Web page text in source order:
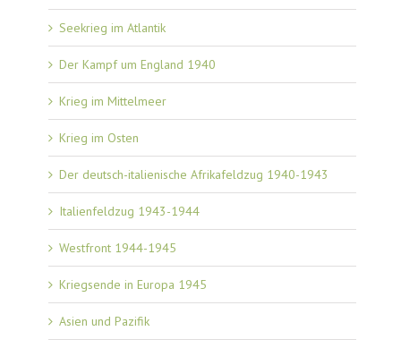
Seekrieg im Atlantik
Der Kampf um England 1940
Krieg im Mittelmeer
Krieg im Osten
Der deutsch-italienische Afrikafeldzug 1940-1943
Italienfeldzug 1943-1944
Westfront 1944-1945
Kriegsende in Europa 1945
Asien und Pazifik